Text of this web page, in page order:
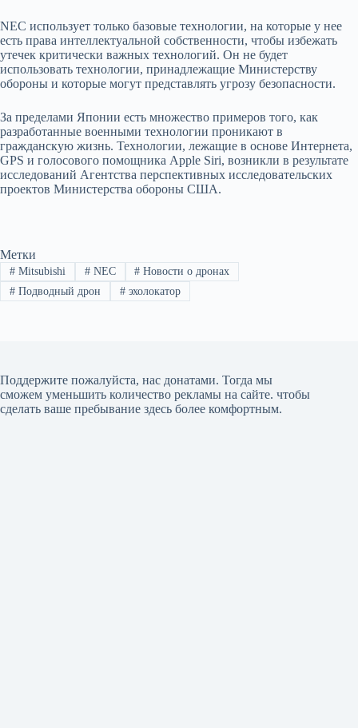
NEC использует только базовые технологии, на которые у нее
есть права интеллектуальной собственности, чтобы избежать
утечек критически важных технологий. Он не будет
использовать технологии, принадлежащие Министерству
обороны и которые могут представлять угрозу безопасности.
За пределами Японии есть множество примеров того, как
разработанные военными технологии проникают в
гражданскую жизнь. Технологии, лежащие в основе Интернета,
GPS и голосового помощника Apple Siri, возникли в результате
исследований Агентства перспективных исследовательских
проектов Министерства обороны США.
Метки
#Mitsubishi #NEC # Новости о дронах
#Подводный дрон #эхолокатор
Поддержите пожалуйста, нас донатами. Тогда мы
сможем уменьшить количество рекламы на сайте. чтобы
сделать ваше пребывание здесь более комфортным.